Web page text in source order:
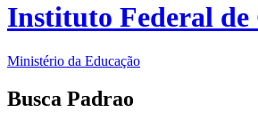
Instituto Federal de
Ministério da Educação
Busca Padrao